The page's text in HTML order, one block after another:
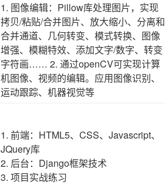
1. 图像编辑：Pillow库处理图片，实现
拷贝/粘贴/合并图片、放大缩小、分离和
合并通道、几何转变、模式转换、图像
增强、模糊特效、添加文字/数字、转变
字符画…… 2. 通过openCV可实现计算
机图像、视频的编辑。应用图像识别、
运动跟踪、机器视觉等
1. 前端：HTML5、CSS、Javascript、
JQuery库
2. 后台：Django框架技术
3. 项目实战练习